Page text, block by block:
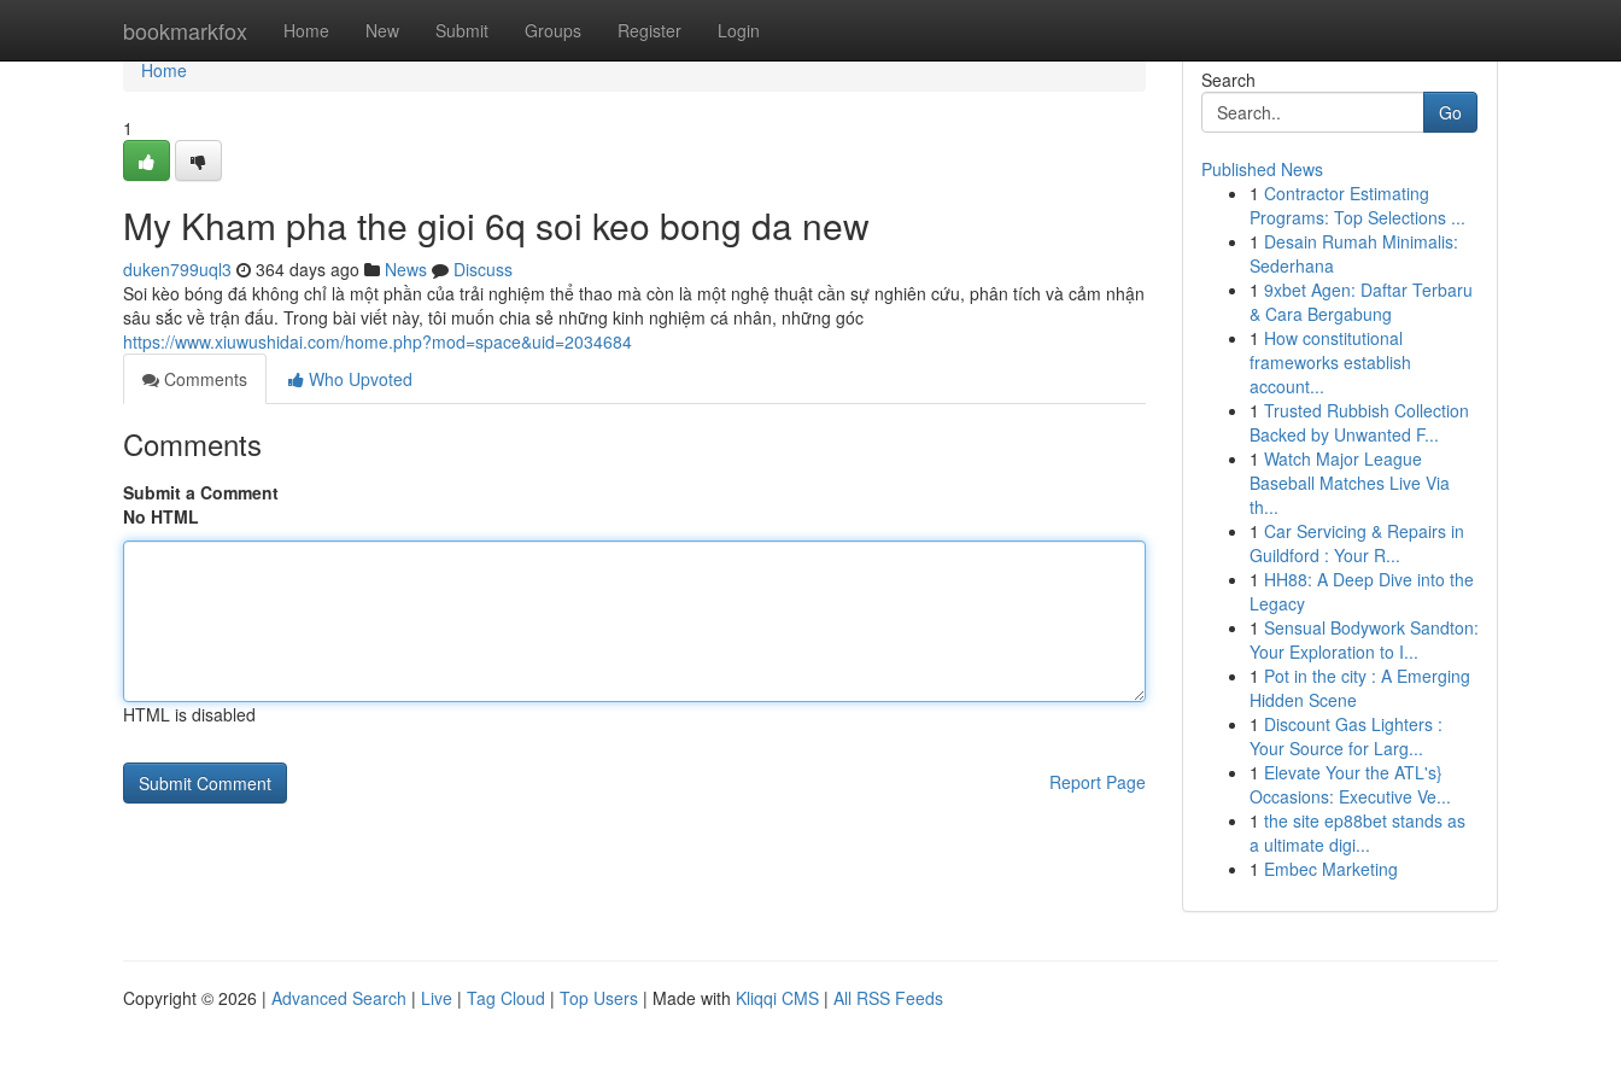
bookmarkfox Home New Submit Groups Register Login
Home
Home
1
My Kham pha the gioi 6q soi keo bong da new
duken799uql3 364 days ago News
Discuss
Soi kèo bóng đá không chỉ là một phần của trải nghiệm thể thao mà còn là một nghệ thuật cần sự nghiên cứu, phân tích và cảm nhận
sâu sắc về trận đấu. Trong bài viết này, tôi muốn chia sẻ những kinh nghiệm cá nhân, những góc
https://www.xiuwushidai.com/home.php?mod=space&uid=2034684
Comments
Who Upvoted
Comments
Submit a Comment
No HTML
HTML is disabled
Report Page
Search
Go
Published News
1 Contractor Estimating
Programs: Top Selections ...
1 Desain Rumah Minimalis:
Sederhana
1 9xbet Agen: Daftar Terbaru
& Cara Bergabung
1 How constitutional
frameworks establish
account...
1 Trusted Rubbish Collection
Backed by Unwanted F...
1 Watch Major League
Baseball Matches Live Via
th...
1 Car Servicing & Repairs in
Guildford : Your R...
1 HH88: A Deep Dive into the
Legacy
1 Sensual Bodywork Sandton:
Your Exploration to I...
1 Pot in the city : A Emerging
Hidden Scene
1 Discount Gas Lighters :
Your Source for Larg...
1 Elevate Your the ATL's}
Occasions: Executive Ve...
1 the site ep88bet stands as
a ultimate digi...
1 Embec Marketing
Copyright © 2026 | Advanced Search | Live | Tag Cloud | Top Users | Made with Kliqqi CMS | All RSS Feeds